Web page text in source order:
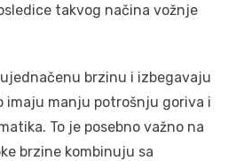
takvog načina vožnje
brzinu i izbegavaju
imaju manju potrošnju goriva i
To je posebno važno na
brzine kombinuju sa